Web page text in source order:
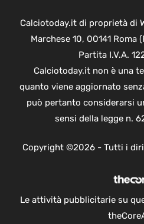
Calciotoday.it di proprietà di
Marchese 10, 00141 Roma
Partita I.V.A.
Calciotoday.it non è una
quanto viene aggiornato
può pertanto considerarsi
sensi della legge n.
Copyright ©2026 - Tutti i
Le attività pubblicitarie su